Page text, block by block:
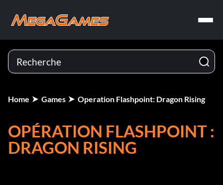
Home Games Operation Flashpoint: Dragon Rising
OPÉRATION FLASHPOINT :
DRAGON RISING